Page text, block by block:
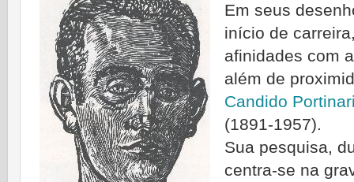
Em seus
início de
afinidades com
além de
Candido
(1891-1957).
Sua pesquisa,
centra-se na